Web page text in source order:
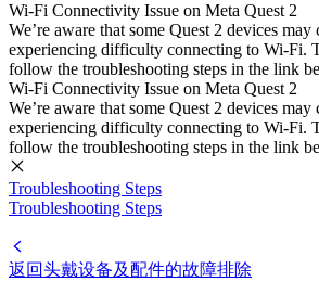
Wi-Fi Connectivity Issue on Meta Quest 2
We’re aware that some Quest 2 devices may
experiencing difficulty connecting to Wi-Fi.
follow the troubleshooting steps in the link
Wi-Fi Connectivity Issue on Meta Quest 2
We’re aware that some Quest 2 devices may
experiencing difficulty connecting to Wi-Fi.
follow the troubleshooting steps in the link
Troubleshooting Steps
Troubleshooting Steps
返回头戴设备及配件的故障排除